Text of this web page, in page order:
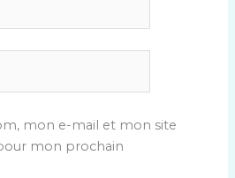
mon e-mail et mon site
mon prochain